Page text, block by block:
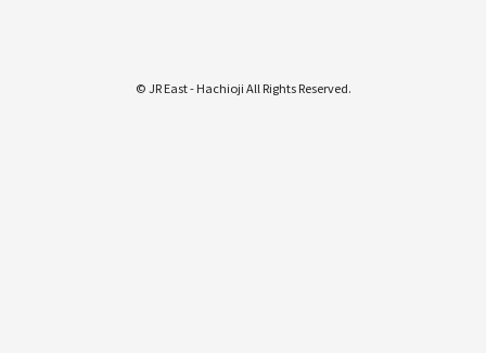
© JR East - Hachioji All Rights Reserved.